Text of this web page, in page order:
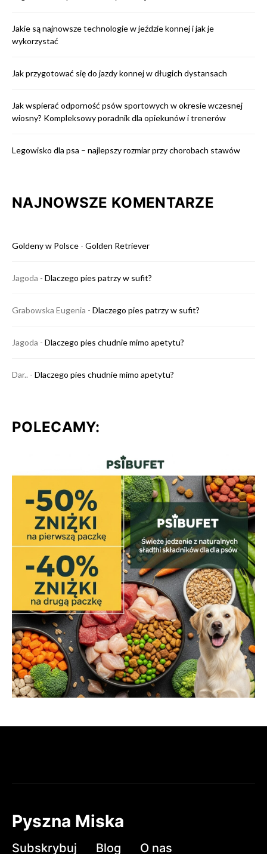
Jakie są najnowsze technologie w jeździe konnej i jak je
wykorzystać
Jak przygotować się do jazdy konnej w długich dystansach
Jak wspierać odporność psów sportowych w okresie wczesnej
wiosny? Kompleksowy poradnik dla opiekunów i trenerów
Legowisko dla psa – najlepszy rozmiar przy chorobach stawów
NAJNOWSZE KOMENTARZE
Goldeny w Polsce - Golden Retriever
Jagoda - Dlaczego pies patrzy w sufit?
Grabowska Eugenia - Dlaczego pies patrzy w sufit?
Jagoda - Dlaczego pies chudnie mimo apetytu?
Dar.. - Dlaczego pies chudnie mimo apetytu?
POLECAMY:
Pyszna Miska
Subskrybuj Blog O nas